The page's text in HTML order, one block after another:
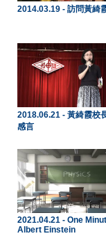
2014.03.19 - 訪問黃綺
2018.06.21 - 黃綺霞校
感言
2021.04.21 - One
Albert Einstein